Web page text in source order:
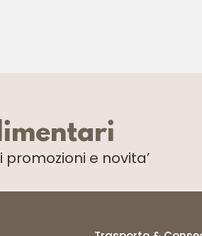
promozioni e novita’